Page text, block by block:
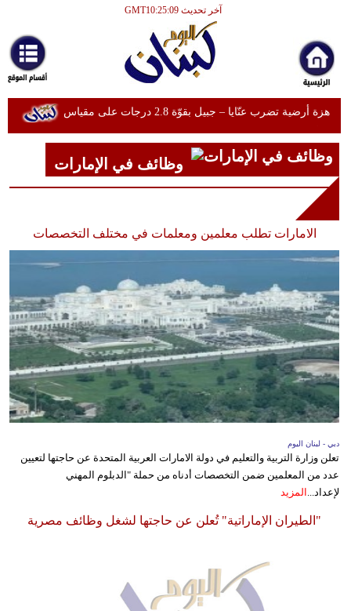
آخر تحديث GMT10:25:09
أخبارعاجلة
رياضة
ثقافة
فن
أزياء
وتغذية
سياحة
وسفر
ديكور
إعلام
هزة أرضية تضرب عنّايا – جبيل بقوّة 2.8 درجات على مقياس
توغل إسرائيلي في الخيام وتفجيرات بمنطقة الشاليهات
جنوب لبنان
سقوط مسيّرة إسرائيلية في رب ثلاثين
هزة أرضية جديدة تضرب لبنان بقوة 2.5 درجات على مقياس
ريختر
إسرائيل تعلن العثور على أخر جثة لجندي إسرائيلي في
قطاع غزة الأمر الذي يفتح الطريق أمام تنفيذ المرحلة الثانية
من اتفاق وقف إطلاق النار
جيش الاحتلال الإسرائيلي يشن حملة اعتقالات واسعة في
طولكرم
ضربتان جويتان إسرائيليتان تستهدفان عنصرين في حزب
الله
قتيلان ومصابون جراء 14 غارة إسرائيلية على شرق وجنوب
وظائف في الإمارات
الامارات تطلب معلمين ومعلمات في مختلف التخصصات
دبي - لبنان اليوم
تعلن وزارة التربية والتعليم في دولة الامارات العربية المتحدة عن حاجتها لتعيين
عدد من المعلمين ضمن التخصصات أدناه من حملة "الدبلوم المهني
لإعداد... المزيد
"الطيران الإماراتية" تُعلن عن حاجتها لشغل وظائف مصرية